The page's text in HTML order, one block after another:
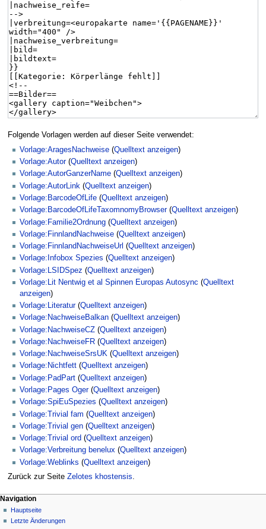
Folgende Vorlagen werden auf dieser Seite verwendet:
Vorlage:AragesNachweise (Quelltext anzeigen)
Vorlage:Autor(Quelltext anzeigen)
Vorlage:AutorGanzerName (Quelltext anzeigen)
Vorlage:AutorLink (Quelltext anzeigen)
Vorlage:BarcodeOfLife (Quelltext anzeigen)
Vorlage:BarcodeOfLifeTaxomnomyBrowser(Quelltext anzeigen)
Vorlage:Familie2Ordnung (Quelltext anzeigen)
Vorlage:FinnlandNachweise (Quelltext anzeigen)
Vorlage:FinnlandNachweiseUrl (Quelltext anzeigen)
Vorlage:Infobox Spezies (Quelltext anzeigen)
Vorlage:LSIDSpez (Quelltext anzeigen)
Vorlage:Lit Nentwig et al Spinnen Europas Autosync (Quelltext
anzeigen)
Vorlage:Literatur(Quelltext anzeigen)
Vorlage:NachweiseBalkan (Quelltext anzeigen)
Vorlage:NachweiseCZ (Quelltext anzeigen)
Vorlage:NachweiseFR (Quelltext anzeigen)
Vorlage:NachweiseSrsUK (Quelltext anzeigen)
Vorlage:Nichtfett (Quelltext anzeigen)
Vorlage:PadPart (Quelltext anzeigen)
Vorlage:Pages Oger(Quelltext anzeigen)
Vorlage:SpiEuSpezies (Quelltext anzeigen)
Vorlage:Trivial fam (Quelltext anzeigen)
Vorlage:Trivial gen (Quelltext anzeigen)
Vorlage:Trivial ord (Quelltext anzeigen)
Vorlage:Verbreitung benelux (Quelltext anzeigen)
Vorlage:Weblinks (Quelltext anzeigen)
Zurück zur Seite Zelotes khostensis
Navigation
Hauptseite
Letzte Änderungen